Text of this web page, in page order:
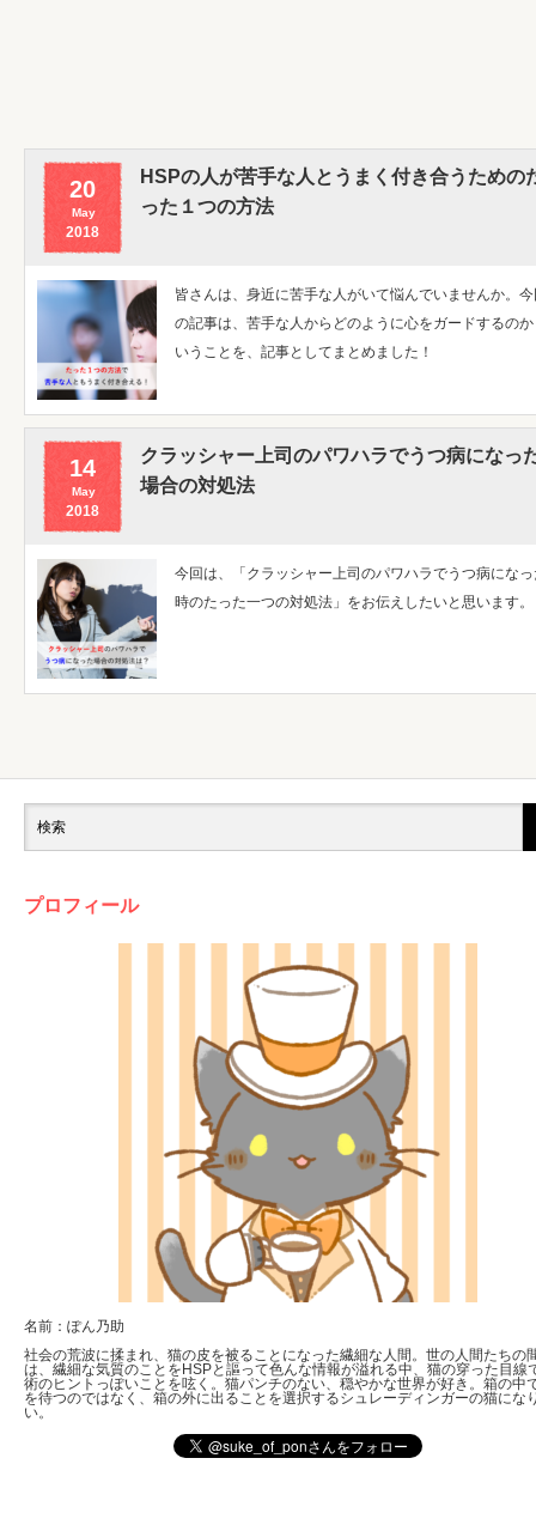
20
May
2018
HSPの人が苦手な人とうまく付き合うための
った１つの方法
皆さんは、身近に苦手な人がいて悩んでいませんか。
の記事は、苦手な人からどのように心をガードするの
いうことを、記事としてまとめました！
14
May
2018
クラッシャー上司のパワハラでうつ病になっ
場合の対処法
今回は、「クラッシャー上司のパワハラでうつ病にな
時のたった一つの対処法」をお伝えしたいと思います。
プロフィール
名前：ぽん乃助
社会の荒波に揉まれ、猫の皮を被ることになった繊細な人間。世の人間たちの
は、繊細な気質のことをHSPと謳って色んな情報が溢れる中、猫の穿った目線
術のヒントっぽいことを呟く。猫パンチのない、穏やかな世界が好き。箱の中
を待つのではなく、箱の外に出ることを選択するシュレーディンガーの猫にな
い。